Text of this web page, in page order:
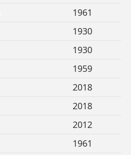
1961
1930
1930
1959
2018
2018
2012
1961